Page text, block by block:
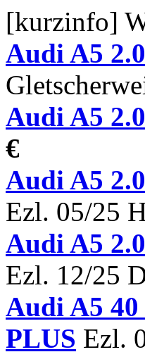
[kurzinfo]
Audi A5
Audi A5
€
Audi A5
Ezl. 05/25
Audi A5
Ezl. 12/25
Audi A5
PLUS Ezl.